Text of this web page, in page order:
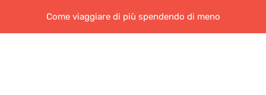
Come viaggiare di più spendendo di meno